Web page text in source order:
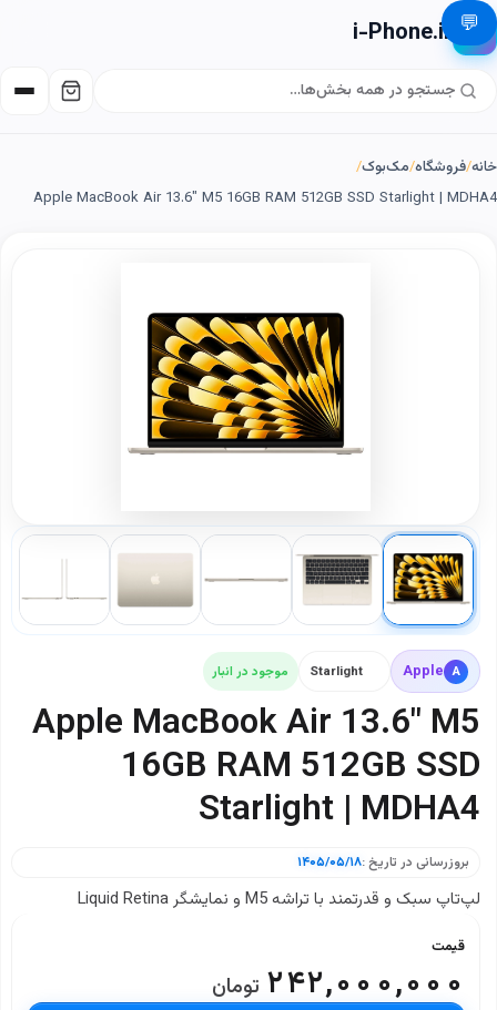
📱
i-Phone.ir
خانه/فروشگاه/مک‌بوک/
Apple MacBook Air 13.6" M5 16GB RAM 512GB SSD Starlight | MDHA4
A
Apple
Starlight موجود در انبار
Apple MacBook Air 13.6" M5
16GB RAM 512GB SSD
Starlight | MDHA4
بروزرسانی در تاریخ :۱۴۰۵/۰۵/۱۸
لپ‌تاپ سبک و قدرتمند با تراشه M5 و نمایشگر Liquid Retina
قیمت
۲۴۲,۰۰۰,۰۰۰ تومان
💬